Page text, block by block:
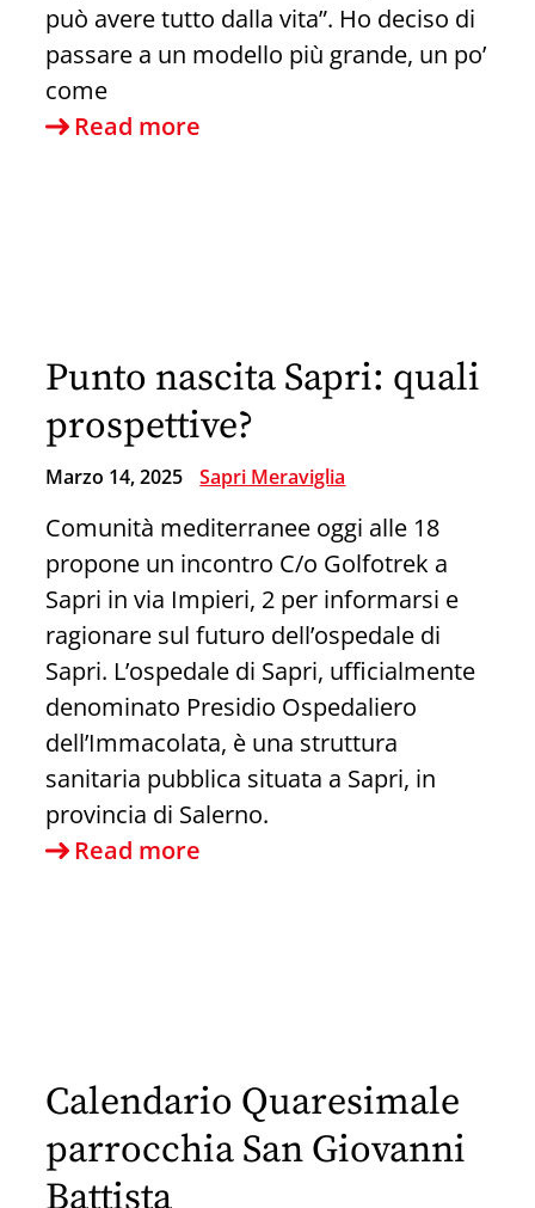
può avere tutto dalla vita”. Ho deciso di
passare a un modello più grande, un po’
come
Read more
a
500
Euro
Punto nascita Sapri: quali
prospettive?
Marzo 14, 2025 Sapri Meraviglia
Comunità mediterranee oggi alle 18
propone un incontro C/o Golfotrek a
Sapri in via Impieri, 2 per informarsi e
ragionare sul futuro dell’ospedale di
Sapri. L’ospedale di Sapri, ufficialmente
denominato Presidio Ospedaliero
dell’Immacolata, è una struttura
sanitaria pubblica situata a Sapri, in
provincia di Salerno.
Read more
Calendario Quaresimale
parrocchia San Giovanni
Battista